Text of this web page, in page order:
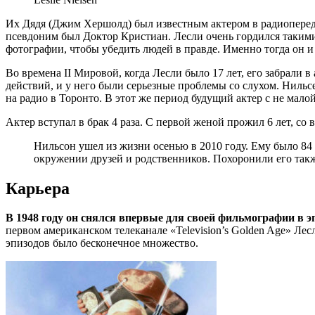
Их Дядя (Джим Хершолд) был известным актером в
псевдоним был Доктор Кристиан. Лесли очень гордился
фотографии, чтобы убедить людей в правде. Именно тогда он и
Во времена II Мировой, когда Лесли было 17 лет, его забрали
действий, и у него были серьезные проблемы со слухом.
на радио в Торонто. В этот же период будущий актер с не
Актер вступал в брак 4 раза. С первой женой прожил 6 лет,
Нильсон ушел из жизни осенью в 2010 году. Ему было
окружении друзей и родственников. Похоронили его
Карьера
В 1948 году он снялся впервые для своей фильмографии в
первом американском телеканале «Television’s Golden Age»
эпизодов было бесконечное множество.